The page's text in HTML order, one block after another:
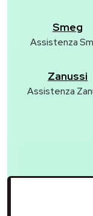
Smeg
Assistenza
Zanussi
Assistenza